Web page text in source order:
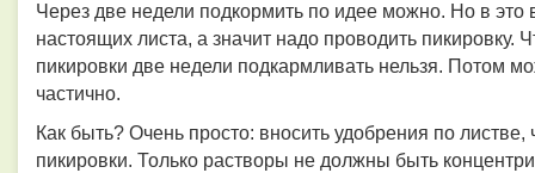
Через две недели подкормить по идее можно. Но в это
настоящих листа, а значит надо проводить пикировку.
пикировки две недели подкармливать нельзя. Потом
частично.
Как быть? Очень просто: вносить удобрения по
пикировки. Только растворы не должны быть